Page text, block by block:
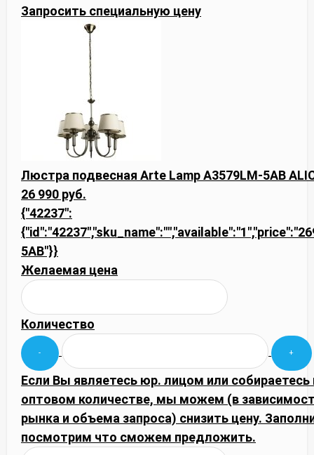
Запросить специальную цену
Люстра подвесная Arte Lamp A3579LM-5AB
26 990 руб.
{"42237":
5AB"}}
Желаемая цена
Количество
Если Вы являетесь юр. лицом или собираетесь
оптовом количестве, мы можем (в
рынка и объема запроса) снизить цену.
посмотрим что сможем предложить.